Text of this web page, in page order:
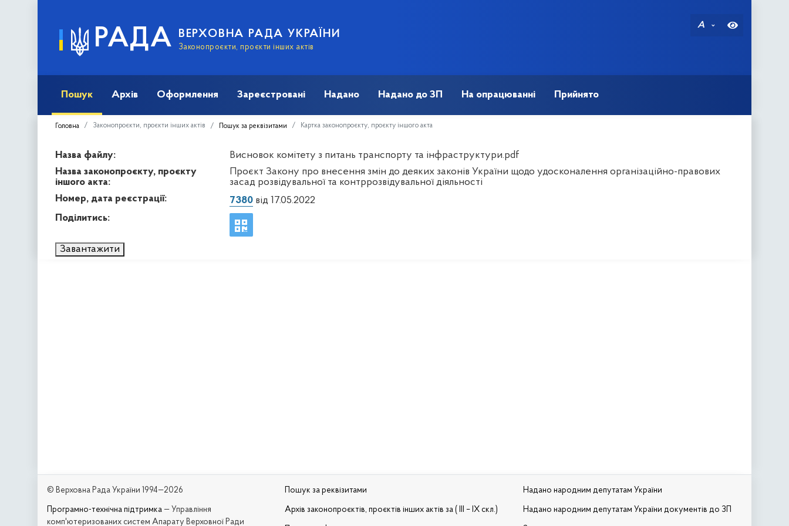
РАДА ВЕРХОВНА РАДА УКРАЇНИ
Законопроєкти, проєкти інших актів
A
Пошук Архів Оформлення Зареєстровані Надано Надано до ЗП На опрацюванні Прийнято
Головна Законопроєкти, проєкти інших актів Пошук за реквізитами Картка законопроєкту, проєкту іншого акта
Назва файлу:
Висновок комітету з питань транспорту та інфраструктури.pdf
Назва законопроєкту, проєкту
іншого акта:
Проєкт Закону про внесення змін до деяких законів України щодо удосконалення організаційно-правових
засад розвідувальної та контррозвідувальної діяльності
Номер, дата реєстрації:
7380від 17.05.2022
Поділитись:
Завантажити
© Верховна Рада України 1994—2026
Програмно-технічна підтримка — Управління
комп'ютеризованих систем Апарату Верховної Ради
Пошук за реквізитами
Архів законопроєктів, проєктів інших актів за ( III – IX скл.)
Надано народним депутатам України
Надано народним депутатам України документів до ЗП